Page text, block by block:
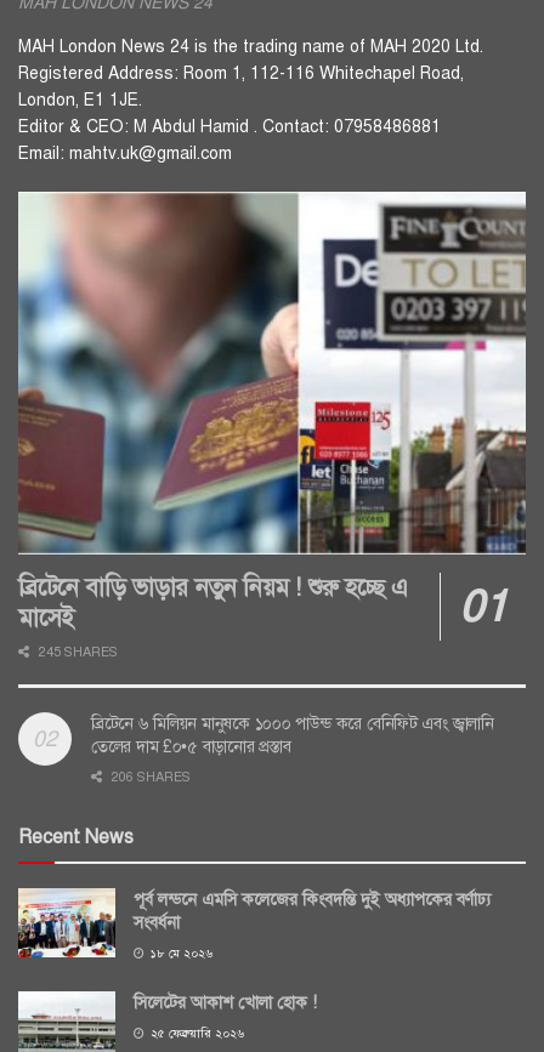
MAH London News 24 is the trading name of MAH 2020 Ltd.
Registered Address: Room 1, 112-116 Whitechapel Road,
London, E1 1JE.
Editor & CEO: M Abdul Hamid . Contact: 07958486881
Email: mahtv.uk@gmail.com
ব্রিটেনে বাড়ি ভাড়ার নতুন নিয়ম ! শুরু হচ্ছে এ
মাসেই
245 SHARES
ব্রিটেনে ৬ মিলিয়ন মানুষকে ১০০০ পাউন্ড করে বেনিফিট এবং জ্বালানি
তেলের দাম £০•৫ বাড়ানোর প্রস্তাব
206 SHARES
Recent News
পূর্ব লন্ডনে এমসি কলেজের কিংবদন্তি দুই অধ্যাপকের বর্ণাঢ্য
সংবর্ধনা
১৮ মে ২০২৬
সিলেটের আকাশ খোলা হোক !
২৫ ফেব্রুয়ারি ২০২৬